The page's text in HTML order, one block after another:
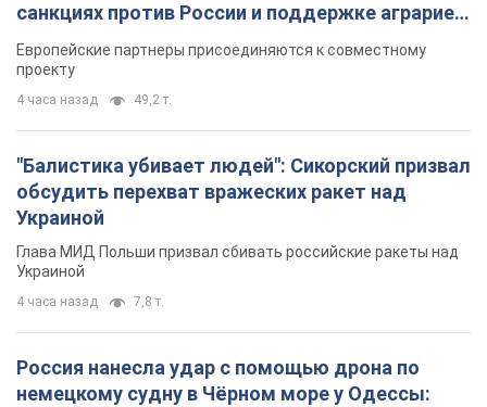
санкциях против России и поддержке аграриев.
Видео
Европейские партнеры присоединяются к совместному
проекту
4 часа назад 49,2 т.
"Балистика убивает людей": Сикорский призвал
обсудить перехват вражеских ракет над
Украиной
Глава МИД Польши призвал сбивать российские ракеты над
Украиной
4 часа назад 7,8 т.
Россия нанесла удар с помощью дрона по
немецкому судну в Чёрном море у Одессы: